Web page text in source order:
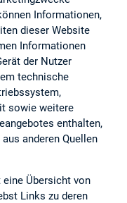
Informationen,
dieser Website
Informationen
der Nutzer
technische
sowie weitere
enthalten,
anderen Quellen
Übersicht von
Links zu deren